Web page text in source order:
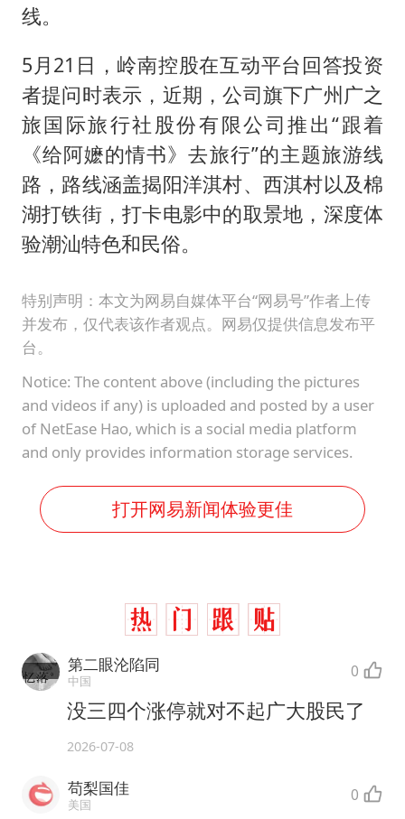
线。
5月21日，岭南控股在互动平台回答投资
者提问时表示，近期，公司旗下广州广之
旅国际旅行社股份有限公司推出“跟着
《给阿嬷的情书》去旅行”的主题旅游线
路，路线涵盖揭阳洋淇村、西淇村以及棉
湖打铁街，打卡电影中的取景地，深度体
验潮汕特色和民俗。
特别声明：本文为网易自媒体平台“网易号”作者上传
并发布，仅代表该作者观点。网易仅提供信息发布平
台。
Notice: The content above (including the pictures
and videos if any) is uploaded and posted by a user
of NetEase Hao, which is a social media platform
and only provides information storage services.
打开网易新闻体验更佳
第二眼沦陷同
中国 0
没三四个涨停就对不起广大股民了
2026-07-08
苟梨国佳
美国 0